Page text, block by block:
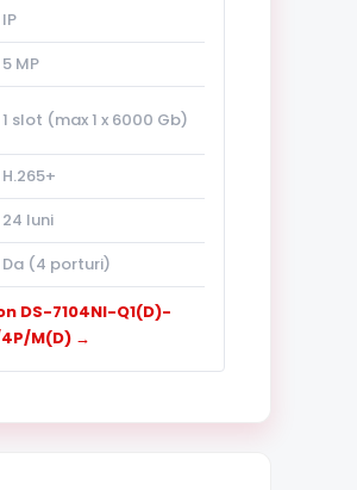
IP
5 MP
1 slot (max 1 x 6000 Gb)
H.265+
24 luni
Da (4 porturi)
DS-7104NI-Q1(D)-
4P/M(D) →